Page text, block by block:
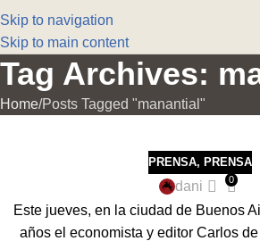
Skip to navigation
Skip to main content
Tag Archives:
Home Posts Tagged "manantial"
PRENSA, PRENSA
dani 0
Este jueves, en la ciudad de Buenos
años el economista y editor Carlos